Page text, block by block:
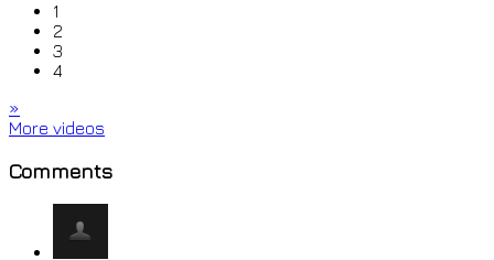
1
2
3
4
»
More videos
Comments